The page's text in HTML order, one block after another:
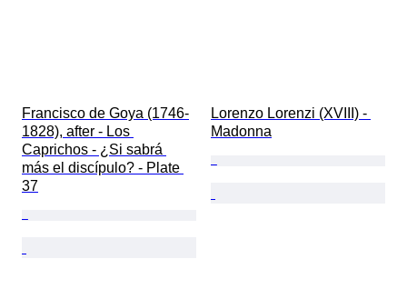
Francisco de Goya (1746-
1828), after - Los
Caprichos - ¿Si sabrá
más el discípulo? - Plate
37
Lorenzo Lorenzi (XVIII) -
Madonna